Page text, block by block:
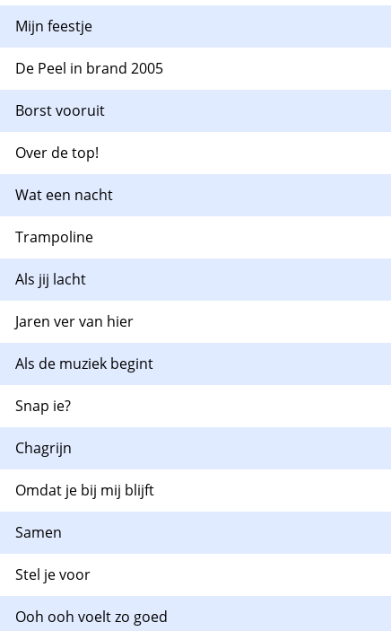
Mijn feestje
De Peel in brand 2005
Borst vooruit
Over de top!
Wat een nacht
Trampoline
Als jij lacht
Jaren ver van hier
Als de muziek begint
Snap ie?
Chagrijn
Omdat je bij mij blijft
Samen
Stel je voor
Ooh ooh voelt zo goed